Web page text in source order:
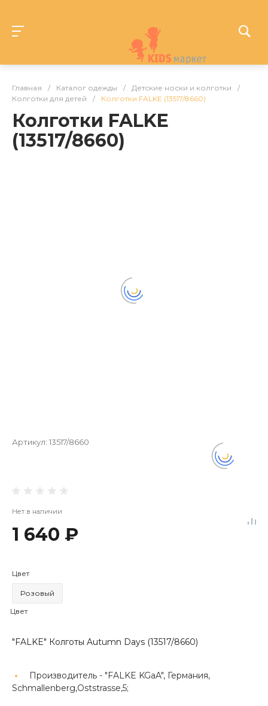
Главная / Каталог одежды / Детские носки и колготки
/
Колготки для детей
/ Колготки FALKE (13517/8660)
Колготки FALKE
(13517/8660)
Артикул: 13517/8660
Нет в наличии
1 640 ₽
Цвет
Розовый
Цвет
"FALKE" Колготы Autumn Days (13517/8660)
Производитель - "FALKE KGaA", Германия,
Schmallenberg,Oststrasse,5;